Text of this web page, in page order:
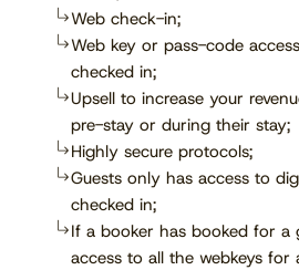
Web check-in;
Web key or pass-code
checked in;
Upsell to increase your
pre-stay or during their stay;
Highly secure protocols;
Guests only has access to
checked in;
If a booker has booked for a
access to all the webkeys